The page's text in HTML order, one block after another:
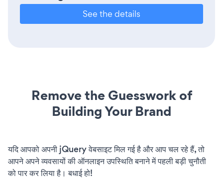
See the details
Remove the Guesswork of
Building Your Brand
यदि आपको अपनी jQuery वेबसाइट मिल गई है और आप चल रहे हैं, तो
आपने अपने व्यवसायों की ऑनलाइन उपस्थिति बनाने में पहली बड़ी चुनौती
को पार कर लिया है। बधाई हो!